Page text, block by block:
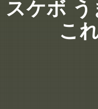
スケボ う
こ